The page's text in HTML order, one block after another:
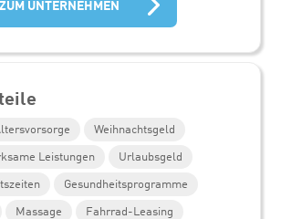
ZUM UNTERNEHMEN
Weihnachtsgeld
Leistungen
Urlaubsgeld
Gesundheitsprogramme
Massage
Fahrrad-Leasing